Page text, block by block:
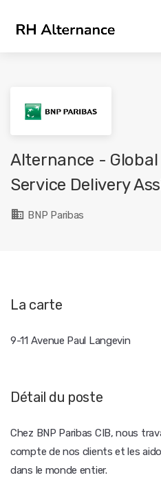
Alternance -
Service Delivery
BNP Paribas
La carte
9-11 Avenue Paul Langevin
Détail du poste
Chez BNP Paribas CIB, nous
compte de nos clients et les
dans le monde entier.